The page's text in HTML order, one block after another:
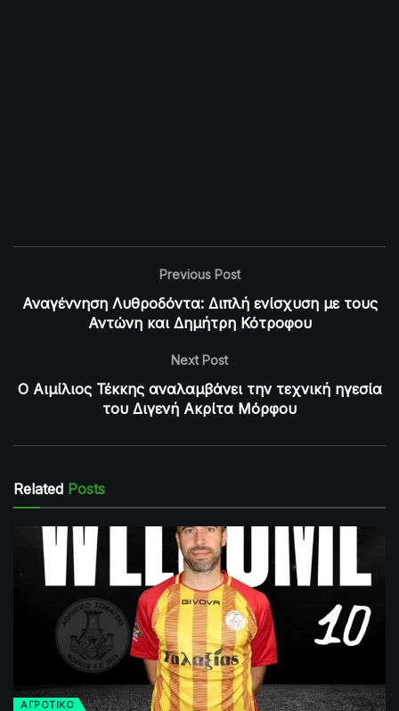
Previous Post
Αναγέννηση Λυθροδόντα: Διπλή ενίσχυση με τους
Αντώνη και Δημήτρη Κότροφου
Next Post
Ο Αιμίλιος Τέκκης αναλαμβάνει την τεχνική ηγεσία
του Διγενή Ακρίτα Μόρφου
Related Posts
ΑΓΡΟΤΙΚΟ